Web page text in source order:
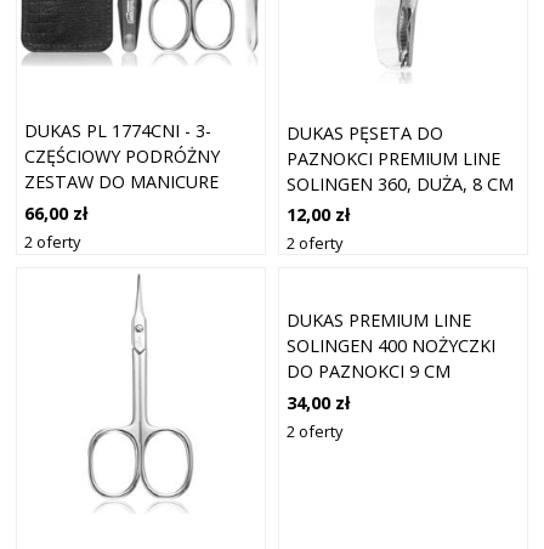
DUKAS PL 1774CNI - 3-
CZĘŚCIOWY PODRÓŻNY
ZESTAW DO MANICURE
66,00 zł
2 oferty
DUKAS PĘSETA DO
PAZNOKCI PREMIUM LINE
SOLINGEN 360, DUŻA, 8 CM
12,00 zł
2 oferty
DUKAS PREMIUM LINE
SOLINGEN 400 NOŻYCZKI
DO PAZNOKCI 9 CM
34,00 zł
2 oferty